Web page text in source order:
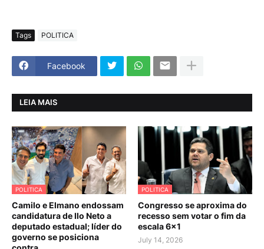
Tags POLITICA
Facebook
LEIA MAIS
POLITICA
Camilo e Elmano endossam
candidatura de Ilo Neto a
deputado estadual; líder do
governo se posiciona
POLITICA
Congresso se aproxima do
recesso sem votar o fim da
escala 6×1
July 14, 2026